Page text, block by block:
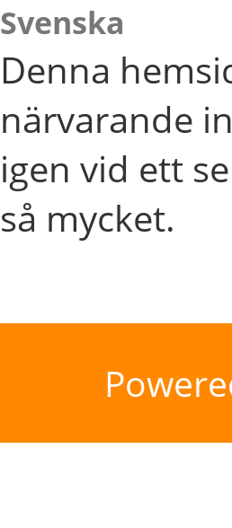
Svenska
Denna
närvarande
igen vid ett
så mycket.